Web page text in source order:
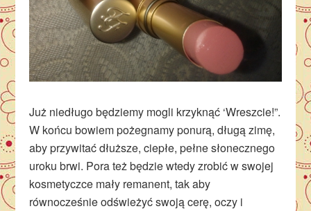
Już niedługo będziemy mogli krzyknąć ‘Wreszcie!”.
W końcu bowiem pożegnamy ponurą, długą zimę,
aby przywitać dłuższe, ciepłe, pełne słonecznego
uroku brwi. Pora też będzie wtedy zrobić w swojej
kosmetyczce mały remanent, tak aby
równocześnie odświeżyć swoją cerę, oczy i